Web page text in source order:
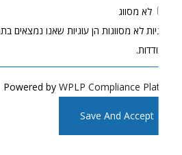
לא מסווג
לא מסווגות הן עוגיות שאנו נמצאים בתהליך
Powered byWPLP Compliance
Save And Accept